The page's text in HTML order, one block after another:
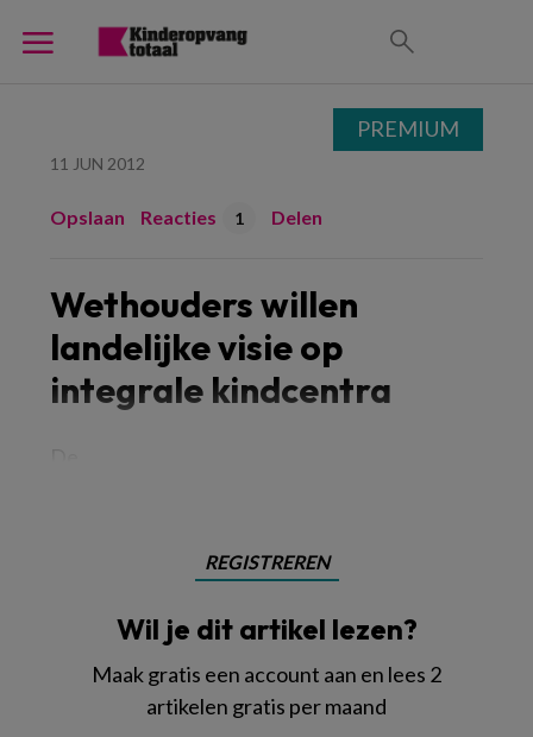
11 JUN 2012
Opslaan Reacties 1 Delen
Wethouders willen
landelijke visie op
integrale kindcentra
REGISTREREN
Wil je dit artikel lezen?
Maak gratis een account aan en lees 2
artikelen gratis per maand
PREMIUM